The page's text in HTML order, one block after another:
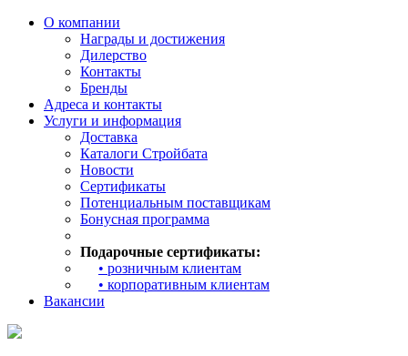
О компании
Награды и достижения
Дилерство
Контакты
Бренды
Адреса и контакты
Услуги и информация
Доставка
Каталоги Стройбата
Новости
Сертификаты
Потенциальным поставщикам
Бонусная программа
Подарочные сертификаты:
• розничным клиентам
• корпоративным клиентам
Вакансии